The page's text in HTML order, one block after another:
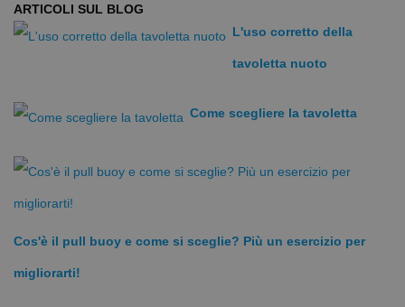
ARTICOLI SUL BLOG
L'uso corretto della
tavoletta nuoto
Come scegliere la tavoletta
Cos'è il pull buoy e come si sceglie? Più un esercizio per
migliorarti!